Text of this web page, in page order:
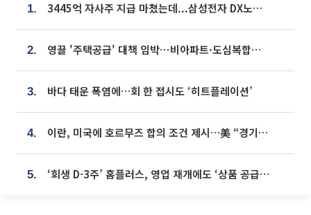
1. 3445억 자사주 지급 마쳤는데...삼성전자 DX노조, 뒤늦은 '떼쓰기 집회'
2. 영끌 '주택공급' 대책 임박⋯비아파트·도심복합까지 총동원
3. 바다 태운 폭염에…회 한 접시도 ‘히트플레이션’
4. 이란, 미국에 호르무즈 합의 조건 제시…美 “경기 아직 안 끝나” [종합]
5. ‘회생 D-3주’ 홈플러스, 영업 재개에도 ‘상품 공급망’ 복구가 생존 관건